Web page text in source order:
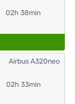
02h 38min
02h 33min
Airbus A320neo